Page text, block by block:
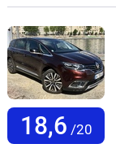
18,6 /20